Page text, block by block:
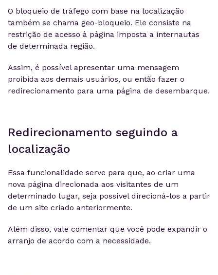
O bloqueio de tráfego com base na localização
também se chama geo-bloqueio. Ele consiste na
restrição de acesso à página imposta a internautas
de determinada região.
Assim, é possível apresentar uma mensagem
proibida aos demais usuários, ou então fazer o
redirecionamento para uma página de desembarque.
Redirecionamento seguindo a
localização
Essa funcionalidade serve para que, ao criar uma
nova página direcionada aos visitantes de um
determinado lugar, seja possível direcioná-los a partir
de um site criado anteriormente.
Além disso, vale comentar que você pode expandir o
arranjo de acordo com a necessidade.